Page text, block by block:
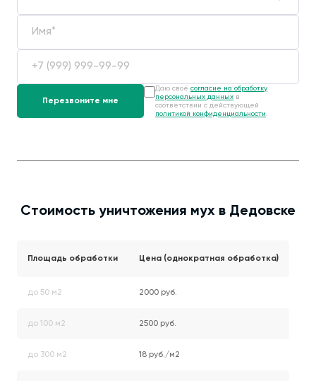
Даю своё согласие на обработку
персональных данных в
соответствии с действующей
политикой конфиденциальности .
Стоимость уничтожения мух в Дедовске
Площадь обработки Цена (однократная обработка)
до 50 м2 2000 руб.
до 100 м2 2500 руб.
до 300 м2 18 руб./м2